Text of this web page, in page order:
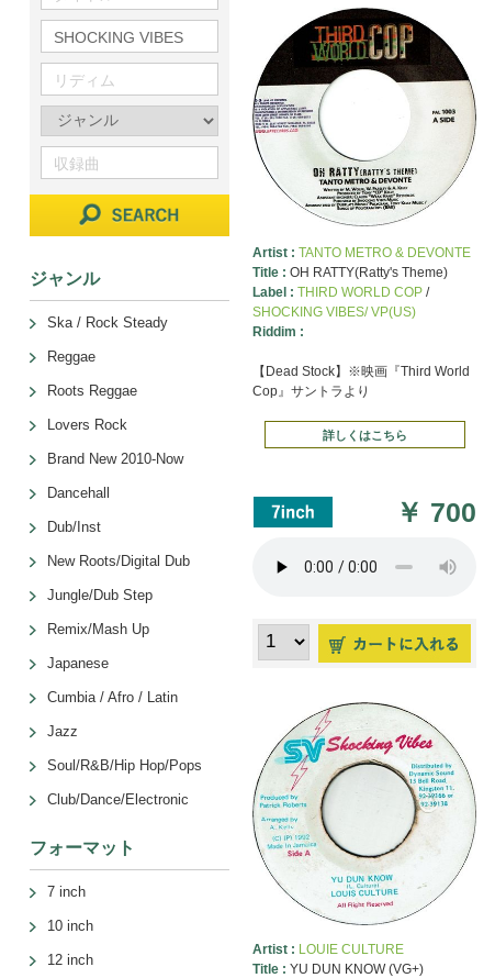
Artist :TANTO METRO & DEVONTE
Title :OH RATTY(Ratty's Theme)
Label :THIRD WORLD COP /
SHOCKING VIBES/ VP(US)
Riddim :
【Dead Stock】※映画『Third World
Cop』サントラより
詳しくはこちら
￥ 700
Artist : LOUIE CULTURE
Title :YU DUN KNOW (VG+)
ジャンル
Ska / Rock Steady
Reggae
Roots Reggae
Lovers Rock
Brand New 2010-Now
Dancehall
Dub/Inst
New Roots/Digital Dub
Jungle/Dub Step
Remix/Mash Up
Japanese
Cumbia / Afro / Latin
Jazz
Soul/R&B/Hip Hop/Pops
Club/Dance/Electronic
フォーマット
7 inch
10 inch
12 inch